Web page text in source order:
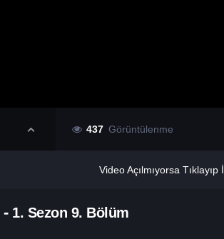
437 Görüntülenme
Video Açılmıyorsa
- 1. Sezon 9. Bölüm